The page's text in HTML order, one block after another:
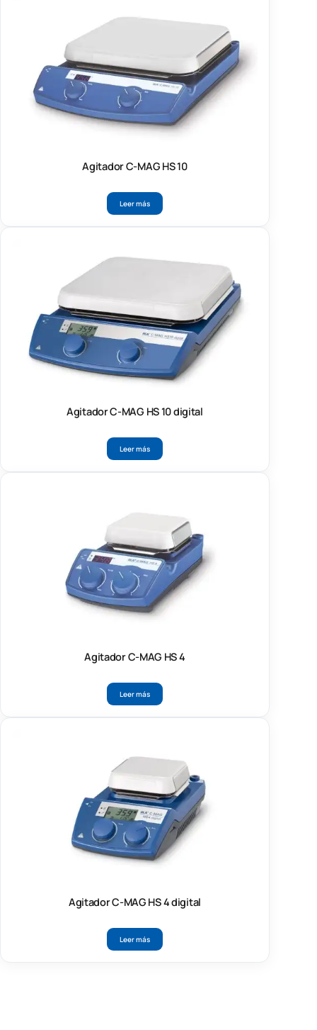
Agitador C-MAG HS 10
Leer más
Agitador C-MAG HS 10 digital
Leer más
Agitador C-MAG HS 4
Leer más
Agitador C-MAG HS 4 digital
Leer más